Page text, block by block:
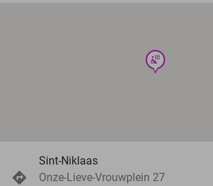
wellness
Sint-Niklaas
Onze-Lieve-Vrouwplein 27